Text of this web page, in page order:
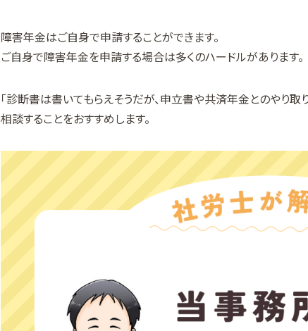
障害年金はご自身で申請することができます。
ご自身で障害年金を申請する場合は多くのハードルがあります。
「診断書は書いてもらえそうだが、申立書や共済年金とのやり
相談することをおすすめします。